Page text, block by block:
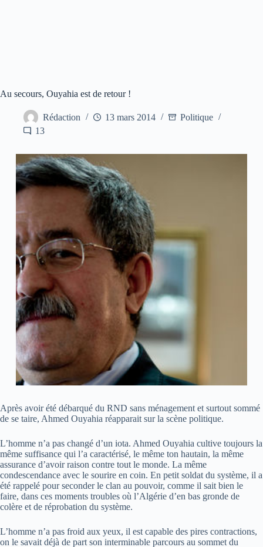
Au secours, Ouyahia est de retour !
Rédaction 13 mars 2014
Politique
13
Après avoir été débarqué du RND sans ménagement et surtout sommé
de se taire, Ahmed Ouyahia réapparait sur la scène politique.
L’homme n’a pas changé d’un iota. Ahmed Ouyahia cultive toujours la
même suffisance qui l’a caractérisé, le même ton hautain, la même
assurance d’avoir raison contre tout le monde. La même
condescendance avec le sourire en coin. En petit soldat du système, il a
été rappelé pour seconder le clan au pouvoir, comme il sait bien le
faire, dans ces moments troubles où l’Algérie d’en bas gronde de
colère et de réprobation du système.
L’homme n’a pas froid aux yeux, il est capable des pires contractions,
on le savait déjà de part son interminable parcours au sommet du